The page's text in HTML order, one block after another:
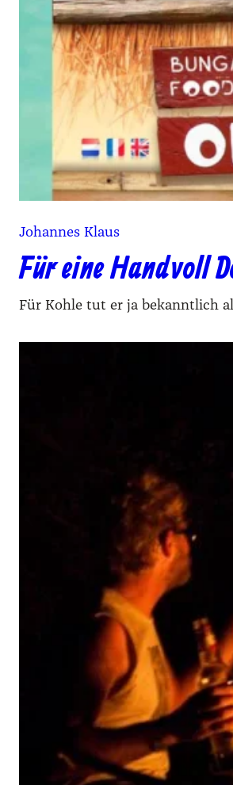
Johannes Klaus
Für eine Handvoll
Für Kohle tut er ja bekanntlich